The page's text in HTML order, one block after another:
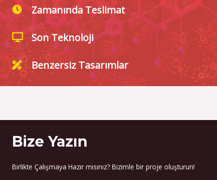
Zamanında Teslimat
Son Teknoloji
Benzersiz Tasarımlar
Bize Yazın
Birlikte Çalışmaya Hazır mısınız? Bizimle bir proje oluşturun!